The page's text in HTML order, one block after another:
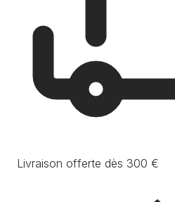
Livraison offerte dès 300 €